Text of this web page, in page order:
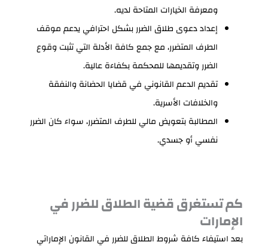
ومعرفة الخيارات المتاحة لديه.
إعداد دعوى طلاق الضرر بشكل احترافي يدعم موقف
الطرف المتضرر، مع جمع كافة الأدلة التي تثبت وقوع
الضرر وتقديمها للمحكمة بكفاءة عالية.
تقديم الدعم القانوني في قضايا الحضانة والنفقة
والخلافات الأسرية.
المطالبة بتعويض مالي للطرف المتضرر، سواء كان الضرر
نفسي أو جسدي.
كم تستغرق قضية الطلاق للضرر في
الإمارات
بعد استيفاء كافة شروط الطلاق للضرر في القانون الإماراتي